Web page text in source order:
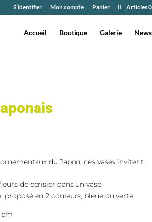
S’identifier Mon compte Panier Articles 0
Accueil Boutique Galerie News
du Japon, ces vases invitent
de cerisier dans un vase.
proposé en 2 couleurs, bleue ou verte.
cm